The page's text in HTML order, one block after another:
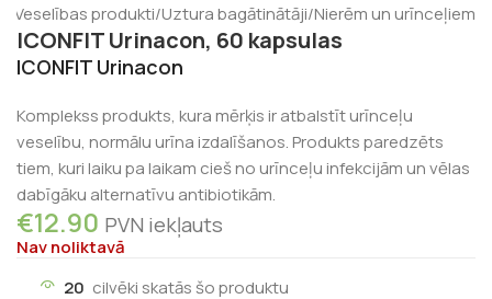
Veselības produkti/Uztura bagātinātāji/Nierēm un urīnceļiem
ICONFIT Urinacon, 60 kapsulas
ICONFIT Urinacon
Komplekss produkts, kura mērķis ir atbalstīt urīnceļu
veselību, normālu urīna izdalīšanos. Produkts paredzēts
tiem, kuri laiku pa laikam cieš no urīnceļu infekcijām un vēlas
dabīgāku alternatīvu antibiotikām.
€12.90 PVN iekļauts
Nav noliktavā
20 cilvēki skatās šo produktu